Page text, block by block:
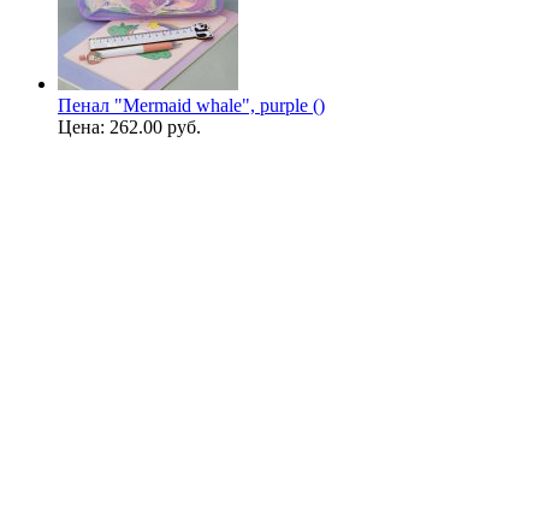
Пенал "Mermaid whale", purple ()
Цена: 262.00 руб.